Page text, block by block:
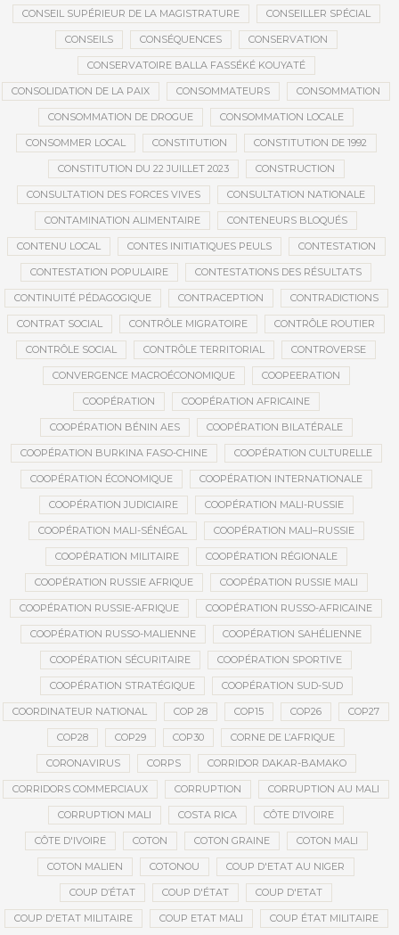
CONSEIL SUPÉRIEUR DE LA MAGISTRATURE CONSEILLER SPÉCIAL
CONSEILS CONSÉQUENCES CONSERVATION
CONSERVATOIRE BALLA FASSÉKÉ KOUYATÉ
CONSOLIDATION DE LA PAIX CONSOMMATEURS CONSOMMATION
CONSOMMATION DE DROGUE CONSOMMATION LOCALE
CONSOMMER LOCAL CONSTITUTION CONSTITUTION DE 1992
CONSTITUTION DU 22 JUILLET 2023 CONSTRUCTION
CONSULTATION DES FORCES VIVES CONSULTATION NATIONALE
CONTAMINATION ALIMENTAIRE CONTENEURS BLOQUÉS
CONTENU LOCAL CONTES INITIATIQUES PEULS CONTESTATION
CONTESTATION POPULAIRE CONTESTATIONS DES RÉSULTATS
CONTINUITÉ PÉDAGOGIQUE CONTRACEPTION CONTRADICTIONS
CONTRAT SOCIAL CONTRÔLE MIGRATOIRE CONTRÔLE ROUTIER
CONTRÔLE SOCIAL CONTRÔLE TERRITORIAL CONTROVERSE
CONVERGENCE MACROÉCONOMIQUE COOPEERATION
COOPÉRATION COOPÉRATION AFRICAINE
COOPÉRATION BÉNIN AES COOPÉRATION BILATÉRALE
COOPÉRATION BURKINA FASO-CHINE COOPÉRATION CULTURELLE
COOPÉRATION ÉCONOMIQUE COOPÉRATION INTERNATIONALE
COOPÉRATION JUDICIAIRE COOPÉRATION MALI-RUSSIE
COOPÉRATION MALI-SÉNÉGAL COOPÉRATION MALI–RUSSIE
COOPÉRATION MILITAIRE COOPÉRATION RÉGIONALE
COOPÉRATION RUSSIE AFRIQUE COOPÉRATION RUSSIE MALI
COOPÉRATION RUSSIE-AFRIQUE COOPÉRATION RUSSO-AFRICAINE
COOPÉRATION RUSSO-MALIENNE COOPÉRATION SAHÉLIENNE
COOPÉRATION SÉCURITAIRE COOPÉRATION SPORTIVE
COOPÉRATION STRATÉGIQUE COOPÉRATION SUD-SUD
COORDINATEUR NATIONAL COP 28 COP15 COP26 COP27
COP28 COP29 COP30 CORNE DE L’AFRIQUE
CORONAVIRUS CORPS CORRIDOR DAKAR-BAMAKO
CORRIDORS COMMERCIAUX CORRUPTION CORRUPTION AU MALI
CORRUPTION MALI COSTA RICA CÔTE D’IVOIRE
CÔTE D'IVOIRE COTON COTON GRAINE COTON MALI
COTON MALIEN COTONOU COUP D'ETAT AU NIGER
COUP D’ÉTAT COUP D'ÉTAT COUP D'ETAT
COUP D'ETAT MILITAIRE COUP ETAT MALI COUP ÉTAT MILITAIRE